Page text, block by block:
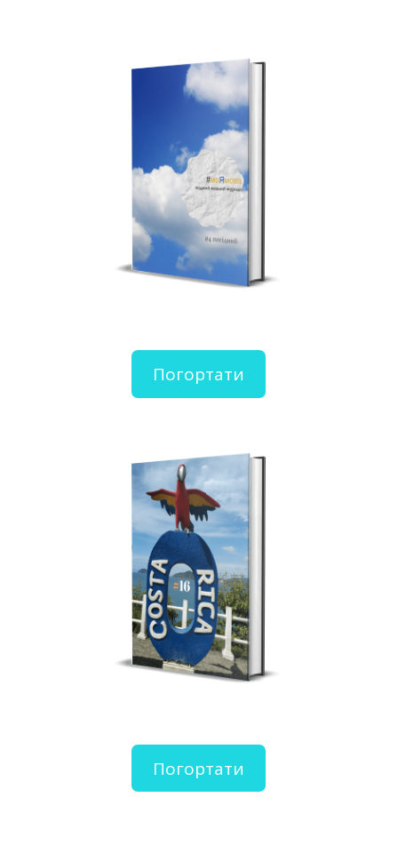
Погортати
Погортати